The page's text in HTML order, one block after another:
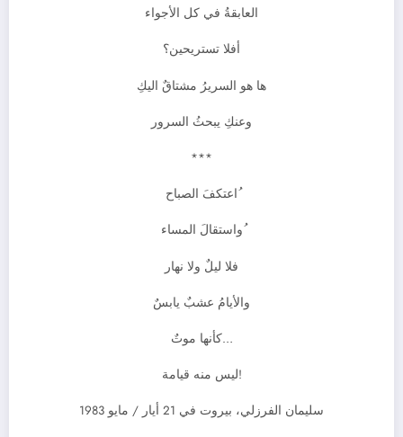
العابقةُ في كل الأجواء
أفلا تستريحين؟
ها هو السريرُ مشتاقٌ اليكِ
وعنكِ يبحثُ السرور
***
ُاعتكفَ الصباح
ُواستقالَ المساء
فلا ليلٌ ولا نهار
والأيامُ عشبٌ يابسٌ
…كأنها موتٌ
!ليس منه قيامة
سليمان الفرزلي، بيروت في 21 أيار / مايو 1983